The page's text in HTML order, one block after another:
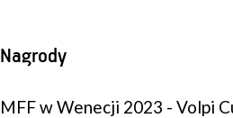
Nagrody
MFF w Wenecji 2023 - Volpi